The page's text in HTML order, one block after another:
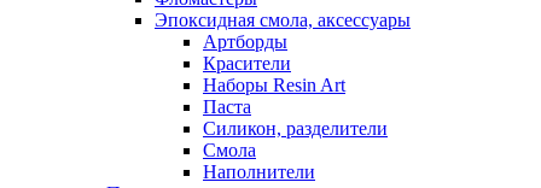
Эпоксидная смола, аксессуары
Артборды
Красители
Наборы Resin Art
Паста
Силикон, разделители
Смола
Наполнители